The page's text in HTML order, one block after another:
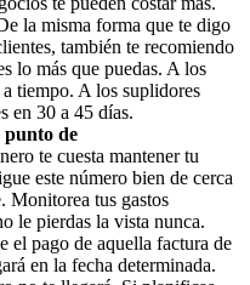
la misma forma que te digo
también te recomiendo
lo más que puedas. A los
tiempo. A los suplidores
en 30 a 45 días.
de
te cuesta mantener tu
este número bien de cerca
Monitorea tus gastos
le pierdas la vista nunca.
el pago de aquella factura de
en la fecha determinada.